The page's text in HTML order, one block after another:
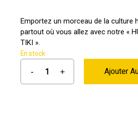
Emportez un morceau de la culture
partout où vous allez avec notre «
TIKI ».
En stock
Ajouter